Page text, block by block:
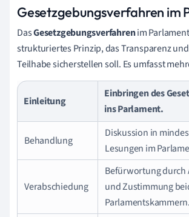
Gesetzgebungsverfahren im
DasGesetzgebungsverfahrenim
strukturiertes Prinzip, das Transparenz
Teilhabe sicherstellen soll. Es umfasst
Einleitung
Einbringen des
ins Parlament.
Behandlung
Diskussion in
Lesungen im
Verabschiedung
Befürwortung durch
und Zustimmung
Parlamentskammern.